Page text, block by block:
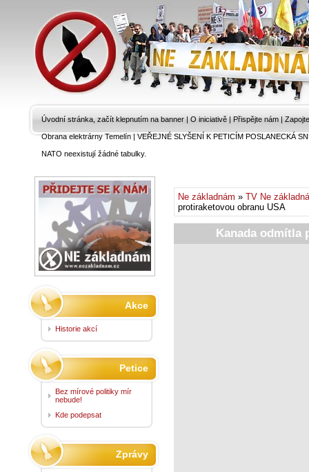
Úvodní stránka, začít klepnutím na banner | O iniciativě | Přispějte nám |
Obrana elektrárny Temelín|VEŘEJNÉ SLYŠENÍ K PETICÍM POSLANECKÁ
NATO neexistují žádné tabulky.
Ne základnám » TV Ne
protiraketovou obranu USA
Kanada odmítla
Akce
Historie akcí
Petice
Bez mírové politiky mír
nebude!
Kde podepsat
Zprávy